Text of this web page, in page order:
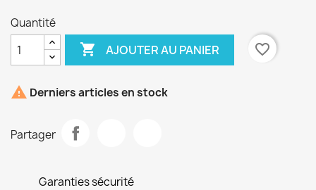
Quantité
 AJOUTER AU PANIER favorite_border
 Derniers articles en stock
Partager
Garanties sécurité